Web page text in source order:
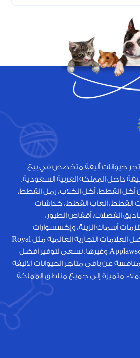
حيوانات أليفة متخصص في بيع
داخل المملكة العربية السعودية.
القطط، أكل الكلاب، رمل القطط،
القطط، ألعاب القطط، خداشات
الفضلات، أقفاص الطيور،
أسماك الزينة، وإكسسوارات
الحيوانات الأليفة من أفضل العلامات التجارية العالمية مثل Royal
Canin وJosera وAcana وApplaws وغيرها. نسعى لتوفير أفضل
عن باقي متاجر الحيوانات الاليفة
متميزة إلى جميع مناطق المملكة